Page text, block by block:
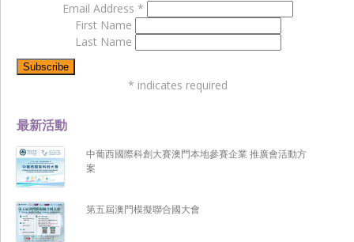
最新活動
中葡西國際科創大賽澳門本地參賽企業 推廣會活動方
案
第五屆澳門模擬聯合國大會
Email Address *
First Name
Last Name
* indicates required